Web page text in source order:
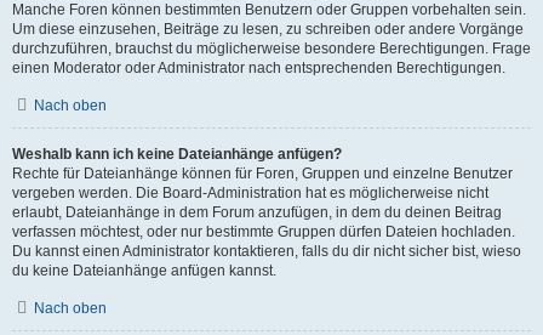
Manche Foren können bestimmten Benutzern oder Gruppen vorbehalten sein.
Um diese einzusehen, Beiträge zu lesen, zu schreiben oder andere Vorgänge
durchzuführen, brauchst du möglicherweise besondere Berechtigungen. Frage
einen Moderator oder Administrator nach entsprechenden Berechtigungen.
Nach oben
Weshalb kann ich keine Dateianhänge anfügen?
Rechte für Dateianhänge können für Foren, Gruppen und einzelne Benutzer
vergeben werden. Die Board-Administration hat es möglicherweise nicht
erlaubt, Dateianhänge in dem Forum anzufügen, in dem du deinen Beitrag
verfassen möchtest, oder nur bestimmte Gruppen dürfen Dateien hochladen.
Du kannst einen Administrator kontaktieren, falls du dir nicht sicher bist, wieso
du keine Dateianhänge anfügen kannst.
Nach oben